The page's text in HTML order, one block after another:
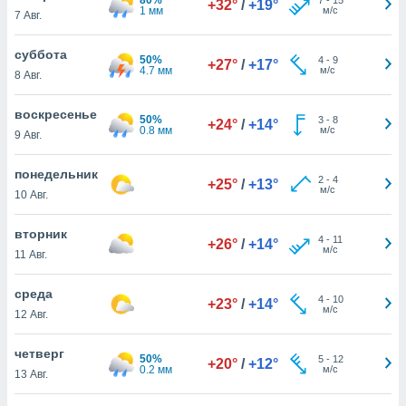
действия
рекламу
нашей
cookie
cookie
в
нашего
7 Авг.
1 мм
+32° / +19°
м/с
суббота
8 Авг.
50%
4.7 мм
+27° / +17° 4- 9
м/с
воскресенье
9 Авг.
50%
0.8 мм
+24° / +14° 3- 8
м/с
понедельник
10 Авг.
+25° / +13° 2- 4
м/с
вторник
11 Авг.
+26° / +14° 4- 11
м/с
среда
12 Авг.
+23° / +14° 4- 10
м/с
четверг
13 Авг.
50%
0.2 мм
+20° / +12° 5- 12
м/с